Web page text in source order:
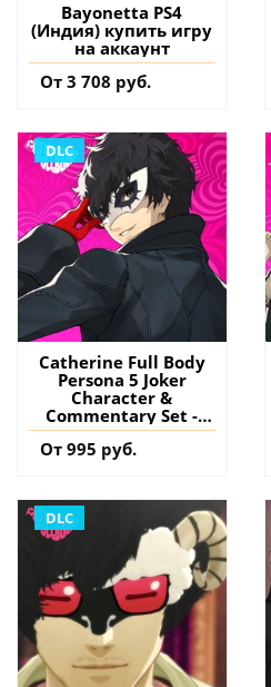
Bayonetta PS4
(Индия) купить игру
на аккаунт
От 3 708 руб.
DLC
Catherine Full Body
Persona 5 Joker
Character &
Commentary Set -
Catherine: Full Body
PS4 (Турция) купить
От 995 руб.
DLC